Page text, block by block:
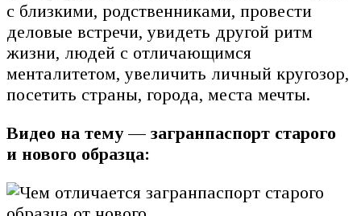
с близкими, родственниками, провести
деловые встречи, увидеть другой ритм
жизни, людей с отличающимся
менталитетом, увеличить личный кругозор,
посетить страны, города, места мечты.
Видео на тему — загранпаспорт старого
и нового образца: